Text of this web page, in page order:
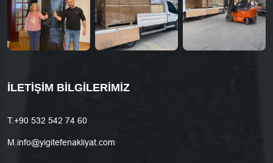
İLETIŞIM BILGILERIMIZ
T.+90 532 542 74 60
M.info@yigitefenakliyat.com